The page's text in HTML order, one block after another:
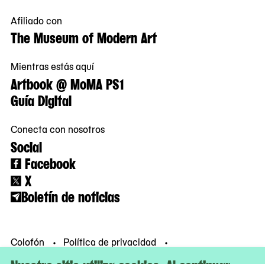
Afiliado con
The Museum of Modern Art
Mientras estás aquí
Artbook @ MoMA PS1
Guía Digital
Conecta con nosotros
Social
Facebook
X
Boletín de noticias
Colofón
Política de privacidad